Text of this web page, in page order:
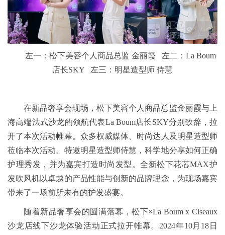
左一：松下美容个人商品总监 金丽霞 左二：La Boum
店长SKY 左三：明星造型师 侍慧
在新品奢享会现场，松下美容个人商品总监金丽霞与上
海高端法式沙龙的领航代表La Boum店长SKY分别致辞，拉
开了本次活动帷幕。众多权威媒体、时尚达人及明星造型师
莅临本次活动。特邀明星造型师侍慧，科学地分享如何正确
护理秀发，并为嘉宾打造时尚发型。全新松下花芯MAX护
发吹风机以卓越的产品性能与创新的品牌理念，为现场嘉宾
带来了一场前所未有的护发盛宴。
随着新品奢享会的圆满落幕，松下×La Boum x Ciseaux
沙龙店线下沙龙体验活动正式拉开帷幕。2024年10月18日